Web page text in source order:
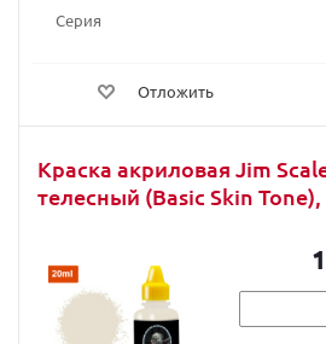
Серия
Отложить
Краска акриловая Jim
телесный (Basic Skin